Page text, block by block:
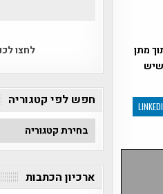
מתן
שיש
לחצו
חפש לפי קטגוריה
חפש
לפי
קטגוריה
ארכיון הכתבות